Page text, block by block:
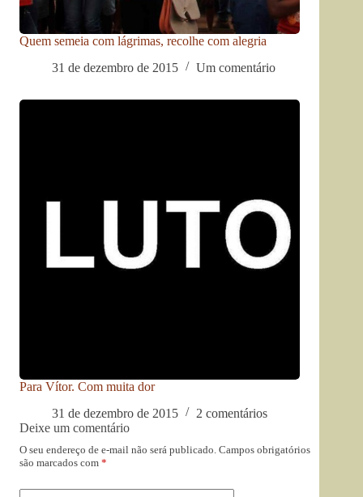
Quem semeia com lágrimas, recolhe com alegria
31 de dezembro de 2015
Um comentário
Para Vítor. Com muita dor
31 de dezembro de 2015
2 comentários
Deixe um comentário
O seu endereço de e-mail não será publicado. Campos obrigatórios
são marcados com *